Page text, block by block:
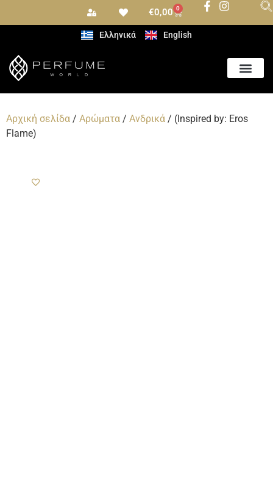
€0,00 0
Ελληνικά English
Αρχική σελίδα / Αρώματα / Ανδρικά / (Inspired by: Eros
Flame)